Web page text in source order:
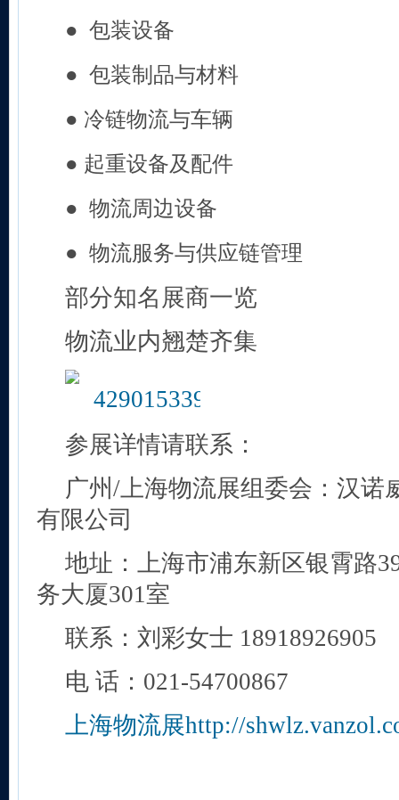
● 包装设备
● 包装制品与材料
● 冷链物流与车辆
● 起重设备及配件
● 物流周边设备
● 物流服务与供应链管理
部分知名展商一览
物流业内翘楚齐集
参展详情请联系：
广州/上海物流展组委会：汉诺
有限公司
地址：上海市浦东新区银霄路
务大厦301室
联系：刘彩女士 18918926905
电 话：021-54700867
上海物流展http://